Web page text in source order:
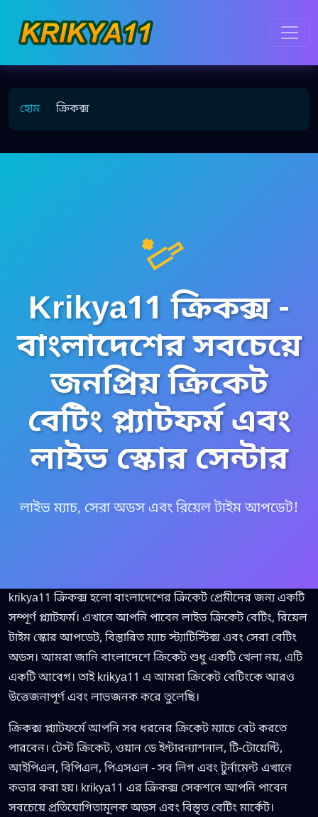
হোম ক্রিকক্স
🏏
Krikya11 ক্রিকক্স -
বাংলাদেশের সবচেয়ে
জনপ্রিয় ক্রিকেট
বেটিং প্ল্যাটফর্ম এবং
লাইভ স্কোর সেন্টার
লাইভ ম্যাচ, সেরা অডস এবং রিয়েল টাইম আপডেট!
krikya11 ক্রিকক্স হলো বাংলাদেশের ক্রিকেট প্রেমীদের জন্য একটি
সম্পূর্ণ প্ল্যাটফর্ম। এখানে আপনি পাবেন লাইভ ক্রিকেট বেটিং, রিয়েল
টাইম স্কোর আপডেট, বিস্তারিত ম্যাচ স্ট্যাটিস্টিক্স এবং সেরা বেটিং
অডস। আমরা জানি বাংলাদেশে ক্রিকেট শুধু একটি খেলা নয়, এটি
একটি আবেগ। তাই krikya11 এ আমরা ক্রিকেট বেটিংকে আরও
উত্তেজনাপূর্ণ এবং লাভজনক করে তুলেছি।
ক্রিকক্স প্ল্যাটফর্মে আপনি সব ধরনের ক্রিকেট ম্যাচে বেট করতে
পারবেন। টেস্ট ক্রিকেট, ওয়ান ডে ইন্টারন্যাশনাল, টি-টোয়েন্টি,
আইপিএল, বিপিএল, পিএসএল - সব লিগ এবং টুর্নামেন্ট এখানে
কভার করা হয়। krikya11 এর ক্রিকক্স সেকশনে আপনি পাবেন
সবচেয়ে প্রতিযোগিতামূলক অডস এবং বিস্তৃত বেটিং মার্কেট।